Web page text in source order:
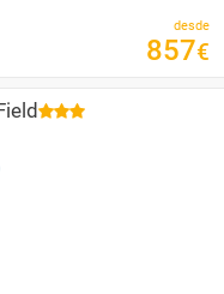
desde
857€